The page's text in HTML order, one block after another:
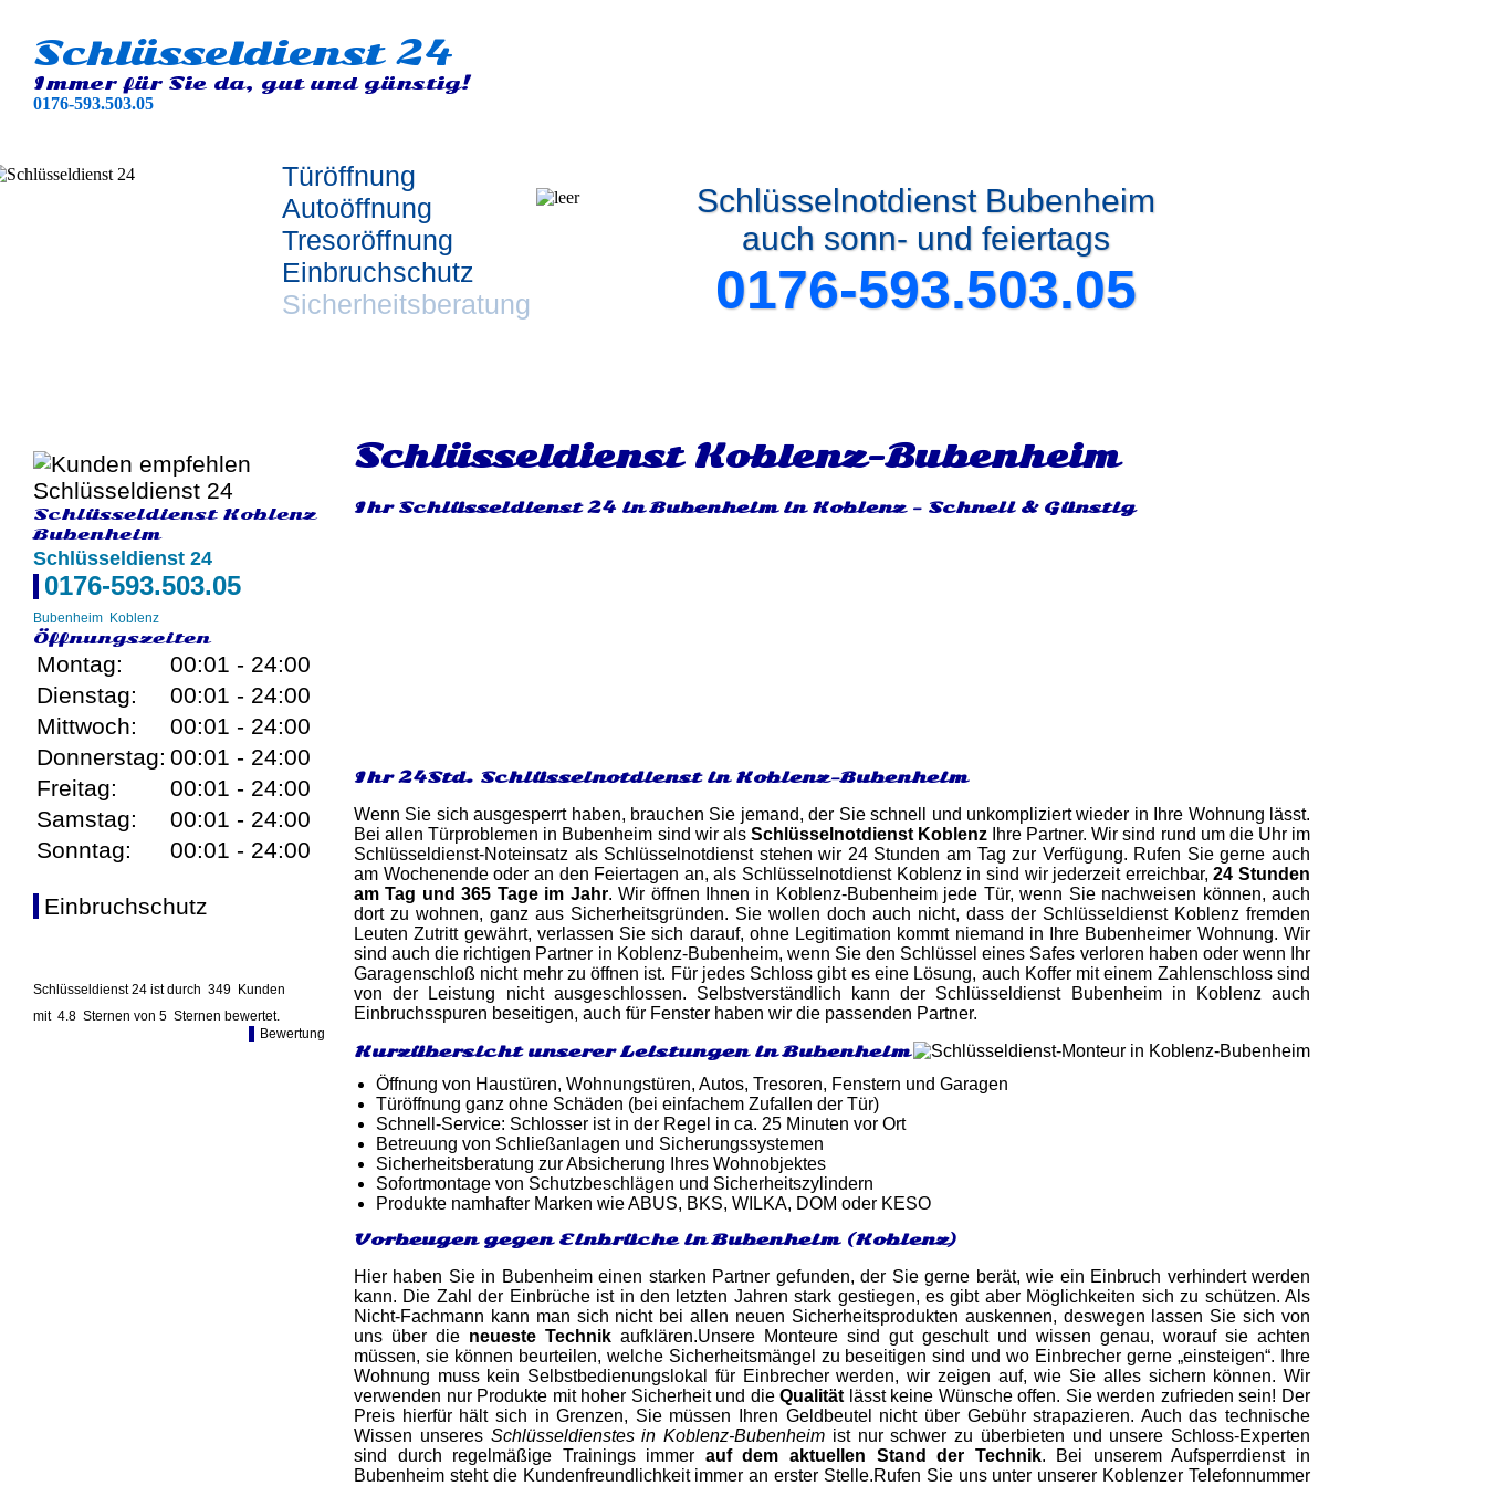
Schlüsseldienst 24
Immer für Sie da, gut und günstig!
0176-593.503.05
Türöffnung
Autoöffnung
Tresoröffnung
Einbruchschutz
Sicherheitsberatung
Schlüsselnotdienst Bubenheim
auch sonn- und feiertags
0176-593.503.05
Schlüsseldienst Koblenz
Bubenheim
Schlüsseldienst 24
0176-593.503.05
Bubenheim Koblenz
Öffnungszeiten
Montag:
00:01 - 24:00
Dienstag:
00:01 - 24:00
Mittwoch:
00:01 - 24:00
Donnerstag: 00:01 - 24:00
Freitag:
00:01 - 24:00
Samstag:
00:01 - 24:00
Sonntag:
00:01 - 24:00
Einbruchschutz
Schlüsseldienst 24 ist durch 349 Kunden
mit 4.8 Sternen von 5 Sternen bewertet.
Bewertung
Schlüsseldienst Koblenz-Bubenheim
Ihr Schlüsseldienst 24 in Bubenheim in Koblenz - Schnell & Günstig
Ihr 24Std. Schlüsselnotdienst in Koblenz-Bubenheim
Wenn Sie sich ausgesperrt haben, brauchen Sie jemand, der Sie schnell und unkompliziert wieder in Ihre Wohnung lässt.
Bei allen Türproblemen in Bubenheim sind wir als Schlüsselnotdienst Koblenz Ihre Partner. Wir sind rund um die Uhr im
Schlüsseldienst-Noteinsatz als Schlüsselnotdienst stehen wir 24 Stunden am Tag zur Verfügung. Rufen Sie gerne auch
am Wochenende oder an den Feiertagen an, als Schlüsselnotdienst Koblenz in sind wir jederzeit erreichbar,24 Stunden
am Tag und 365 Tage im Jahr. Wir öffnen Ihnen in Koblenz-Bubenheim jede Tür, wenn Sie nachweisen können, auch
dort zu wohnen, ganz aus Sicherheitsgründen. Sie wollen doch auch nicht, dass der Schlüsseldienst Koblenz fremden
Leuten Zutritt gewährt, verlassen Sie sich darauf, ohne Legitimation kommt niemand in Ihre Bubenheimer Wohnung. Wir
sind auch die richtigen Partner in Koblenz-Bubenheim, wenn Sie den Schlüssel eines Safes verloren haben oder wenn Ihr
Garagenschloß nicht mehr zu öffnen ist. Für jedes Schloss gibt es eine Lösung, auch Koffer mit einem Zahlenschloss sind
von der Leistung nicht ausgeschlossen. Selbstverständlich kann der Schlüsseldienst Bubenheim in Koblenz auch
Einbruchsspuren beseitigen, auch für Fenster haben wir die passenden Partner.
Kurzübersicht unserer Leistungen in Bubenheim
Öffnung von Haustüren, Wohnungstüren, Autos, Tresoren, Fenstern und Garagen
Türöffnung ganz ohne Schäden (bei einfachem Zufallen der Tür)
Schnell-Service: Schlosser ist in der Regel in ca. 25 Minuten vor Ort
Betreuung von Schließanlagen und Sicherungssystemen
Sicherheitsberatung zur Absicherung Ihres Wohnobjektes
Sofortmontage von Schutzbeschlägen und Sicherheitszylindern
Produkte namhafter Marken wie ABUS, BKS, WILKA, DOM oder KESO
Vorbeugen gegen Einbrüche in Bubenheim (Koblenz)
Hier haben Sie in Bubenheim einen starken Partner gefunden, der Sie gerne berät, wie ein Einbruch verhindert werden
kann. Die Zahl der Einbrüche ist in den letzten Jahren stark gestiegen, es gibt aber Möglichkeiten sich zu schützen. Als
Nicht-Fachmann kann man sich nicht bei allen neuen Sicherheitsprodukten auskennen, deswegen lassen Sie sich von
uns über die neueste Technik aufklären.Unsere Monteure sind gut geschult und wissen genau, worauf sie achten
müssen, sie können beurteilen, welche Sicherheitsmängel zu beseitigen sind und wo Einbrecher gerne „einsteigen“. Ihre
Wohnung muss kein Selbstbedienungslokal für Einbrecher werden, wir zeigen auf, wie Sie alles sichern können. Wir
verwenden nur Produkte mit hoher Sicherheit und dieQualität lässt keine Wünsche offen. Sie werden zufrieden sein! Der
Preis hierfür hält sich in Grenzen, Sie müssen Ihren Geldbeutel nicht über Gebühr strapazieren. Auch das technische
Wissen unseres Schlüsseldienstes in Koblenz-Bubenheim ist nur schwer zu überbieten und unsere Schloss-Experten
sind durch regelmäßige Trainings immer auf dem aktuellen Stand der Technik. Bei unserem Aufsperrdienst in
Bubenheim steht die Kundenfreundlichkeit immer an erster Stelle.Rufen Sie uns unter unserer Koblenzer Telefonnummer